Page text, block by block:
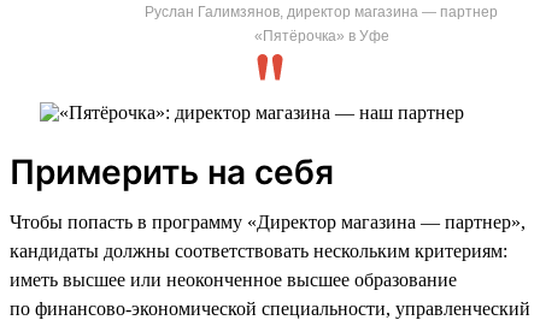
Руслан Галимзянов, директор магазина — партнер
«Пятёрочка» в Уфе
Примерить на себя
Чтобы попасть в программу «Директор магазина — партнер»,
кандидаты должны соответствовать нескольким критериям:
иметь высшее или неоконченное высшее образование
по финансово-экономической специальности, управленческий